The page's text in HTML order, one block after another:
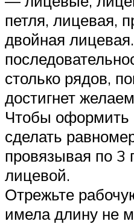
петля, лицевая,
двойная
столько рядов,
достигнет
Чтобы оформить
сделать
провязывая по 3
лицевой.
Отрежьте
имела длину не